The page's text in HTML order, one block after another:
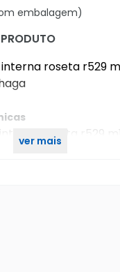
embalagem)
roseta r529
roseta r529
ver mais